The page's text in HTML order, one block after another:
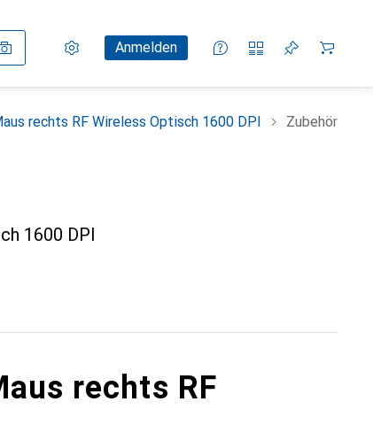
Einstellungen
KundenkontoAnmelden
Vergleichslisten
Merklisten
Warenkorb
rechts RF Wireless Optisch 1600 DPI Zubehör
1600 DPI
rechts RF